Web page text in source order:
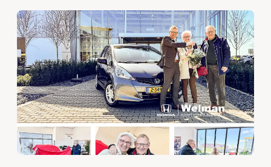
Over ons
Webshop
Contact